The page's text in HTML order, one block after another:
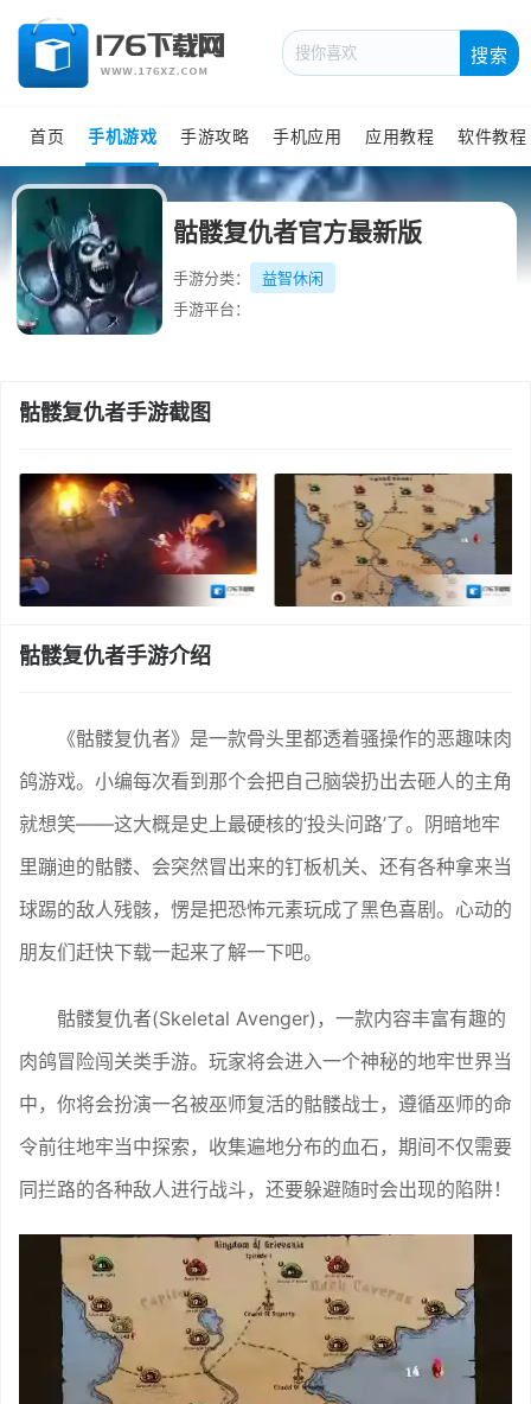
搜索
首页 手机游戏 手游攻略 手机应用 应用教程 软件教程
骷髅复仇者官方最新版
手游分类：
益智休闲
手游平台：
骷髅复仇者手游截图
骷髅复仇者手游介绍
《骷髅复仇者》是一款骨头里都透着骚操作的恶趣味肉
鸽游戏。小编每次看到那个会把自己脑袋扔出去砸人的主角
就想笑——这大概是史上最硬核的‘投头问路’了。阴暗地牢
里蹦迪的骷髅、会突然冒出来的钉板机关、还有各种拿来当
球踢的敌人残骸，愣是把恐怖元素玩成了黑色喜剧。心动的
朋友们赶快下载一起来了解一下吧。
骷髅复仇者(Skeletal Avenger)，一款内容丰富有趣的
肉鸽冒险闯关类手游。玩家将会进入一个神秘的地牢世界当
中，你将会扮演一名被巫师复活的骷髅战士，遵循巫师的命
令前往地牢当中探索，收集遍地分布的血石，期间不仅需要
同拦路的各种敌人进行战斗，还要躲避随时会出现的陷阱！